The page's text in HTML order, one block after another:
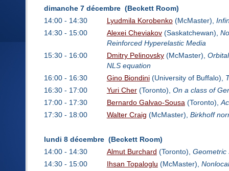
dimanche 7 décembre (Beckett Room)
14:00 - 14:30
Lyudmila Korobenko(McMaster),
14:30 - 15:00
Alexei Cheviakov(Saskatchewan),
Reinforced Hyperelastic Media
15:30 - 16:00
Dmitry Pelinovsky(McMaster),
NLS equation
16:00 - 16:30
Gino Biondini(University of Buffalo),
16:30 - 17:00
Yuri Cher(Toronto), On a class of
17:00 - 17:30
Bernardo Galvao-Sousa(Toronto),
17:30 - 18:00
Walter Craig (McMaster), Birkhoff
lundi 8 décembre (Beckett Room)
14:00 - 14:30
Almut Burchard (Toronto), Geometric
14:30 - 15:00
Ihsan Topaloglu (McMaster),